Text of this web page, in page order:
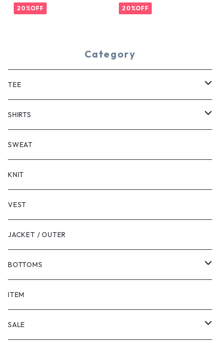
20%OFF 20%OFF
Category
TEE
SHORT SLEEVE
LONG SLEEVE
SHIRTS
SHORT SLEEVE
LONG SLEEVE
SWEAT
KNIT
VEST
JACKET / OUTER
BOTTOMS
SHORTS
PANTS
ITEM
SALE